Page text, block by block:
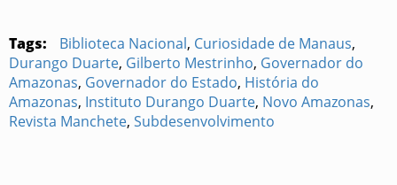
Tags: Biblioteca Nacional, Curiosidade de Manaus,
Durango Duarte, Gilberto Mestrinho, Governador do
Amazonas, Governador do Estado, História do
Amazonas, Instituto Durango Duarte, Novo Amazonas,
Revista Manchete, Subdesenvolvimento